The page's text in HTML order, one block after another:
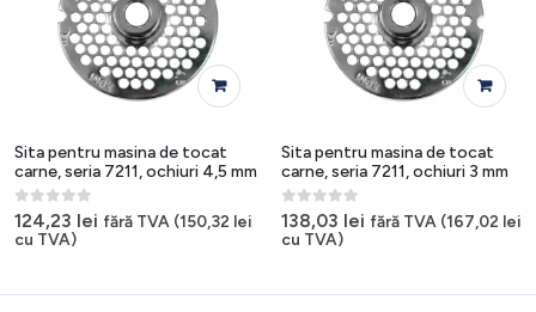
Sita pentru masina de tocat
carne, seria 7211, ochiuri 4,5 mm
0out of 5
124,23 lei fără TVA (150,32 lei
cu TVA)
Sita pentru masina de tocat
carne, seria 7211, ochiuri 3 mm
0out of 5
138,03 lei fără TVA (167,02 lei
cu TVA)